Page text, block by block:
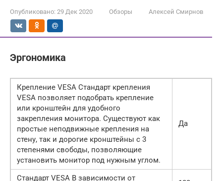
Опубликовано: 29 Дек 2020 Обзоры Алексей Смирнов
Эргономика
Крепление VESA Стандарт крепления
VESA позволяет подобрать крепление
или кронштейн для удобного
закрепления монитора. Существуют как
простые неподвижные крепления на
стену, так и дорогие кронштейны с 3
степенями свободы, позволяющие
установить монитор под нужным углом.
Да
Стандарт VESA В зависимости от